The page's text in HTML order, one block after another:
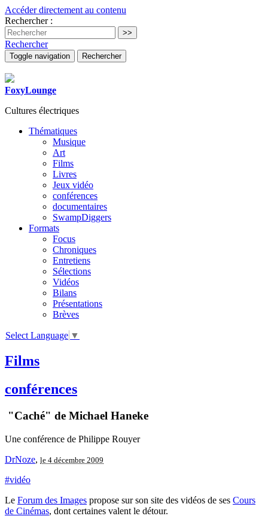
Accéder directement au contenu
Rechercher :
Rechercher
Toggle navigation Rechercher
FoxyLounge
Cultures électriques
Thématiques
Musique
Art
Films
Livres
Jeux vidéo
conférences
documentaires
SwampDiggers
Formats
Focus
Chroniques
Entretiens
Sélections
Vidéos
Bilans
Présentations
Brèves
Select Language ▼
Films
conférences
"Caché" de Michael Haneke
Une conférence de Philippe Rouyer
DrNoze, le 4 décembre 2009
#vidéo
Le Forum des Images propose sur son site des vidéos de ses Cours
de Cinémas, dont certaines valent le détour.